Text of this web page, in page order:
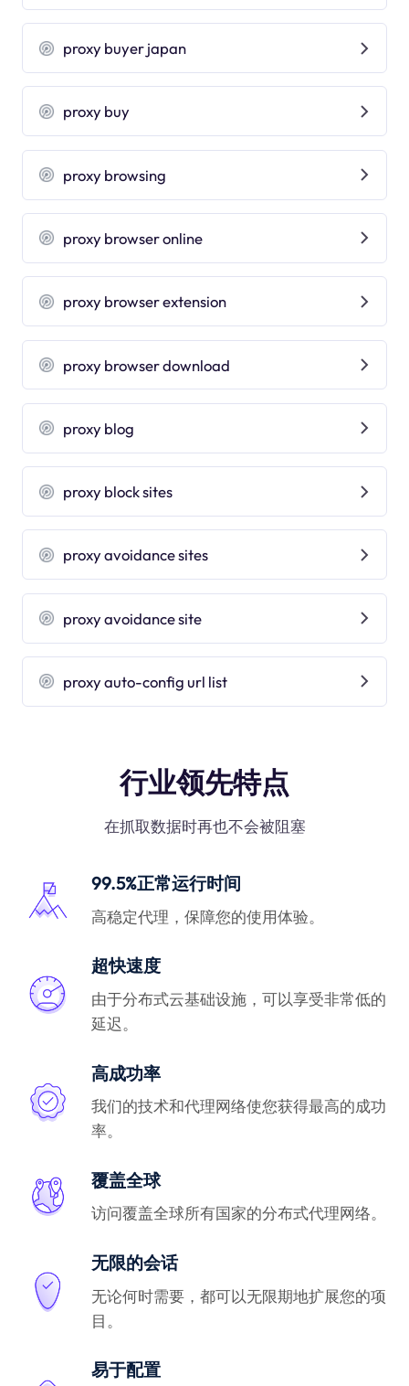
proxy buyer japan
proxy buy
proxy browsing
proxy browser online
proxy browser extension
proxy browser download
proxy blog
proxy block sites
proxy avoidance sites
proxy avoidance site
proxy auto-config url list
行业领先特点
在抓取数据时再也不会被阻塞
99.5%正常运行时间
高稳定代理，保障您的使用体验。
超快速度
由于分布式云基础设施，可以享受非常低的
延迟。
高成功率
我们的技术和代理网络使您获得最高的成功
率。
覆盖全球
访问覆盖全球所有国家的分布式代理网络。
无限的会话
无论何时需要，都可以无限期地扩展您的项
目。
易于配置